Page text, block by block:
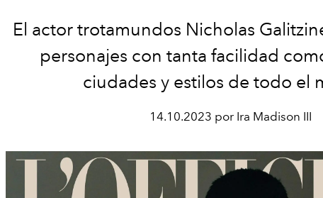
El actor trotamundos Nicholas
personajes con tanta facilidad
ciudades y estilos de todo el
14.10.2023 por Ira Madison III